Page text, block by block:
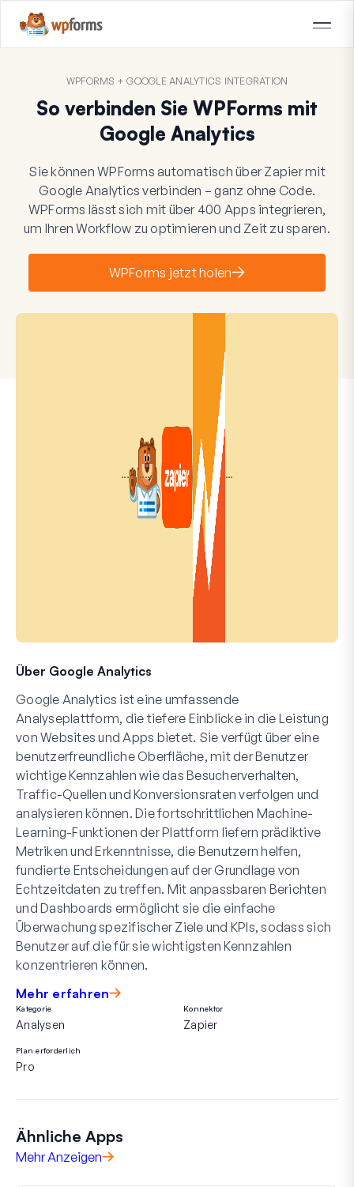
WPFORMS + GOOGLE ANALYTICS INTEGRATION
So verbinden Sie WPForms mit
Google Analytics
Sie können WPForms automatisch über Zapier mit
Google Analytics verbinden – ganz ohne Code.
WPForms lässt sich mit über 400 Apps integrieren,
um Ihren Workflow zu optimieren und Zeit zu sparen.
WPForms jetzt holen
Über Google Analytics
Google Analytics ist eine umfassende
Analyseplattform, die tiefere Einblicke in die Leistung
von Websites und Apps bietet. Sie verfügt über eine
benutzerfreundliche Oberfläche, mit der Benutzer
wichtige Kennzahlen wie das Besucherverhalten,
Traffic-Quellen und Konversionsraten verfolgen und
analysieren können. Die fortschrittlichen Machine-
Learning-Funktionen der Plattform liefern prädiktive
Metriken und Erkenntnisse, die Benutzern helfen,
fundierte Entscheidungen auf der Grundlage von
Echtzeitdaten zu treffen. Mit anpassbaren Berichten
und Dashboards ermöglicht sie die einfache
Überwachung spezifischer Ziele und KPIs, sodass sich
Benutzer auf die für sie wichtigsten Kennzahlen
konzentrieren können.
Mehr erfahren
Kategorie
Analysen
Konnektor
Zapier
Plan erforderlich
Pro
Ähnliche Apps
Mehr Anzeigen